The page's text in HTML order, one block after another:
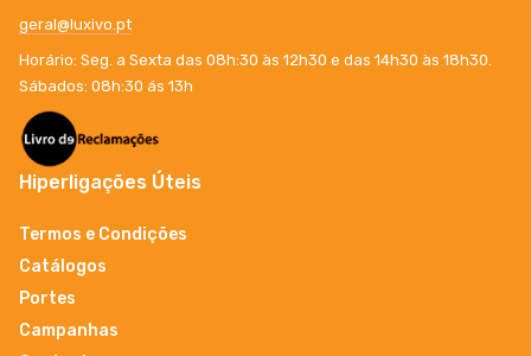
geral@luxivo.pt
Horário: Seg. a Sexta das 08h:30 às 12h30 e das 14h30 às 18h30.
Sábados: 08h:30 ás 13h
Hiperligações Úteis
Termos e Condições
Catálogos
Portes
Campanhas